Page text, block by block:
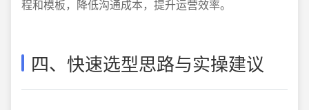
程和模板，降低沟通成本，提升运营效率。
四、快速选型思路与实操建议